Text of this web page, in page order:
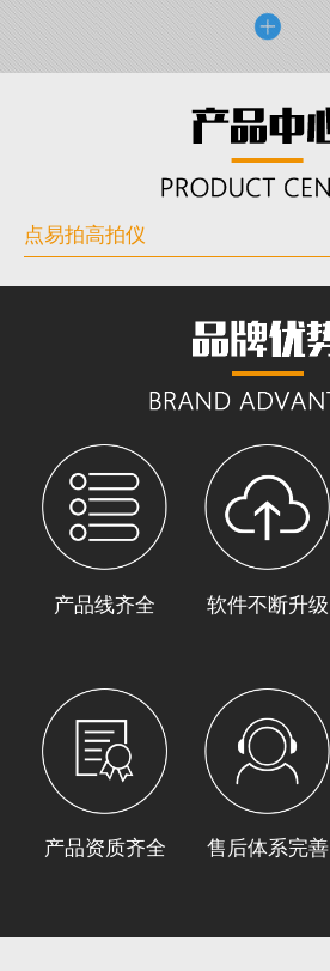
点易拍高拍仪
产品线齐全 软件不断升级
产品资质齐全 售后体系完善